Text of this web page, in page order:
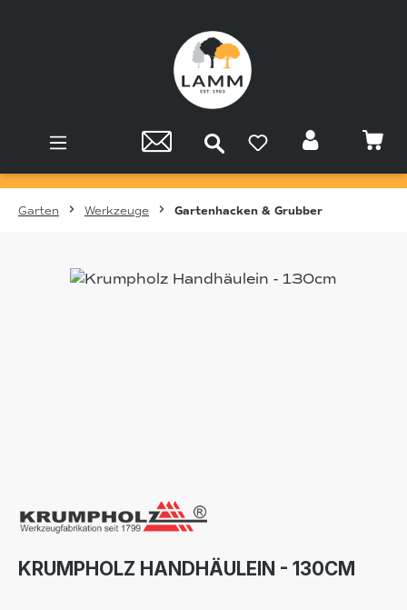
Garten Werkzeuge Gartenhacken & Grubber
Bildergalerie überspringen
KRUMPHOLZ HANDHÄULEIN - 130CM